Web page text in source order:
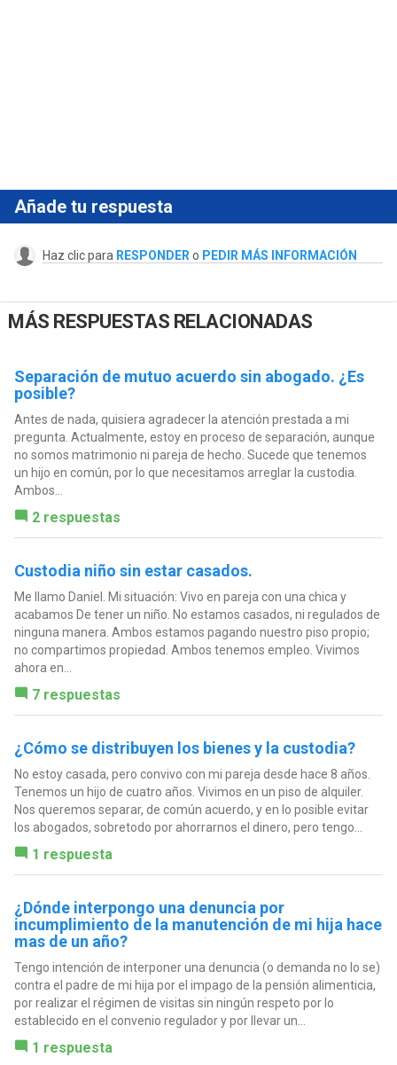
Añade tu respuesta
Haz clic para RESPONDER o PEDIR MÁS INFORMACIÓN
MÁS RESPUESTAS RELACIONADAS
Separación de mutuo acuerdo sin abogado. ¿Es
posible?
Antes de nada, quisiera agradecer la atención prestada a mi
pregunta. Actualmente, estoy en proceso de separación, aunque
no somos matrimonio ni pareja de hecho. Sucede que tenemos
un hijo en común, por lo que necesitamos arreglar la custodia.
Ambos...
2 respuestas
Custodia niño sin estar casados.
Me llamo Daniel. Mi situación: Vivo en pareja con una chica y
acabamos De tener un niño. No estamos casados, ni regulados de
ninguna manera. Ambos estamos pagando nuestro piso propio;
no compartimos propiedad. Ambos tenemos empleo. Vivimos
ahora en...
7 respuestas
¿Cómo se distribuyen los bienes y la custodia?
No estoy casada, pero convivo con mi pareja desde hace 8 años.
Tenemos un hijo de cuatro años. Vivimos en un piso de alquiler.
Nos queremos separar, de común acuerdo, y en lo posible evitar
los abogados, sobretodo por ahorrarnos el dinero, pero tengo...
1 respuesta
¿Dónde interpongo una denuncia por
incumplimiento de la manutención de mi hija hace
mas de un año?
Tengo intención de interponer una denuncia (o demanda no lo se)
contra el padre de mi hija por el impago de la pensión alimenticia,
por realizar el régimen de visitas sin ningún respeto por lo
establecido en el convenio regulador y por llevar un...
1 respuesta